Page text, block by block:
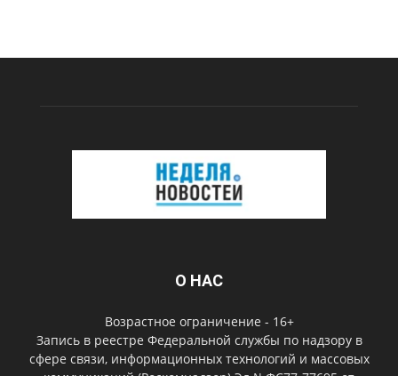
О НАС
Возрастное ограничение - 16+
Запись в реестре Федеральной службы по надзору в
сфере связи, информационных технологий и массовых